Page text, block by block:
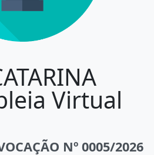
Virtual
Nº 0005/2026